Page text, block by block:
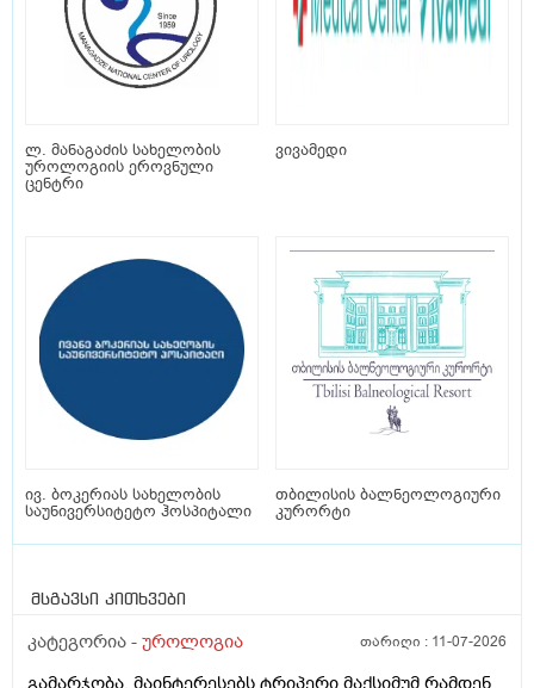
ლ. მანაგაძის სახელობის
უროლოგიის ეროვნული
ცენტრი
ვივამედი
ივ. ბოკერიას სახელობის
საუნივერსიტეტო ჰოსპიტალი
თბილისის ბალნეოლოგიური
კურორტი
მსგავსი კითხვები
კატეგორია - უროლოგია თარიღი : 11-07-2026